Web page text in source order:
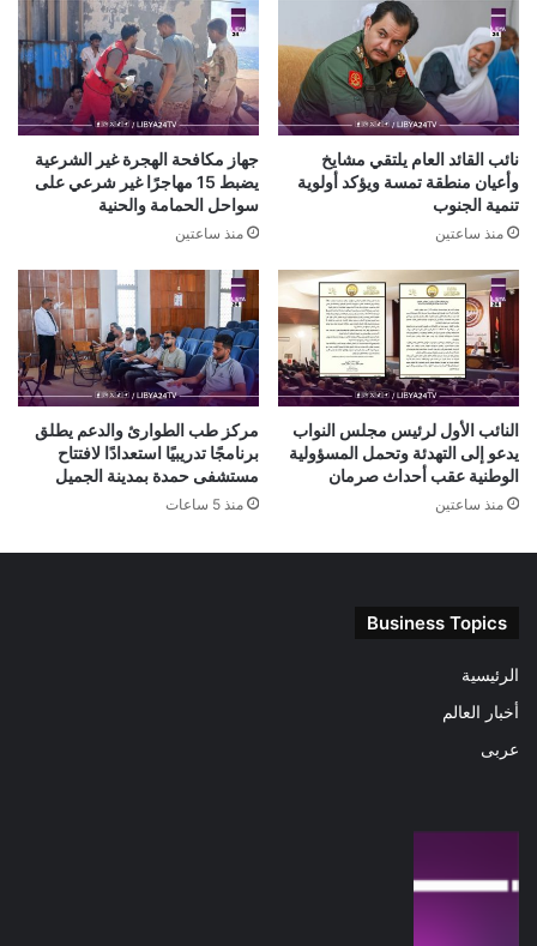
نائب القائد العام يلتقي مشايخ
وأعيان منطقة تمسة ويؤكد أولوية
تنمية الجنوب
منذ ساعتين
جهاز مكافحة الهجرة غير الشرعية
يضبط 15 مهاجرًا غير شرعي على
سواحل الحمامة والحنية
منذ ساعتين
النائب الأول لرئيس مجلس النواب
يدعو إلى التهدئة وتحمل المسؤولية
الوطنية عقب أحداث صرمان
منذ ساعتين
مركز طب الطوارئ والدعم يطلق
برنامجًا تدريبيًا استعدادًا لافتتاح
مستشفى حمدة بمدينة الجميل
منذ 5 ساعات
Business Topics
الرئيسية
أخبار العالم
عربى